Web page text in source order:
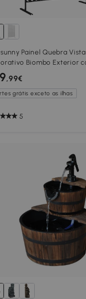
Painel Quebra Vista
Biombo Exterior
em Metal
,99€
grátis exceto as ilhas
5